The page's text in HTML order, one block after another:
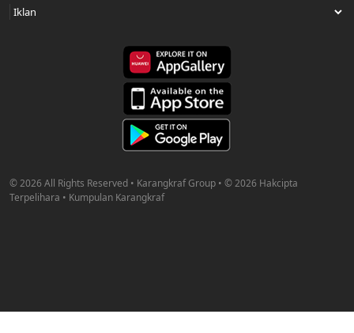
© 2026 All Rights Reserved • Karangkraf Group • © 2026 Hakcipta
Terpelihara • Kumpulan Karangkraf